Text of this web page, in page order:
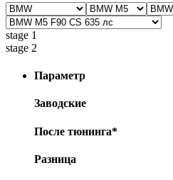
stage 1
stage 2
Параметр
Заводские
После тюнинга*
Разница